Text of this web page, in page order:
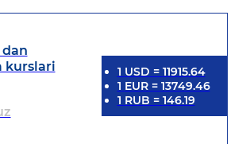
dan
kurslari
1 USD = 11915.64
1 EUR= 13749.46
1 RUB = 146.19